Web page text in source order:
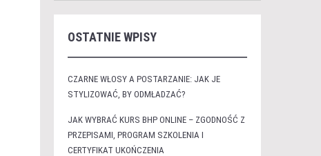
OSTATNIE WPISY
CZARNE WŁOSY A POSTARZANIE: JAK JE
STYLIZOWAĆ, BY ODMŁADZAĆ?
JAK WYBRAĆ KURS BHP ONLINE – ZGODNOŚĆ Z
PRZEPISAMI, PROGRAM SZKOLENIA I
CERTYFIKAT UKOŃCZENIA